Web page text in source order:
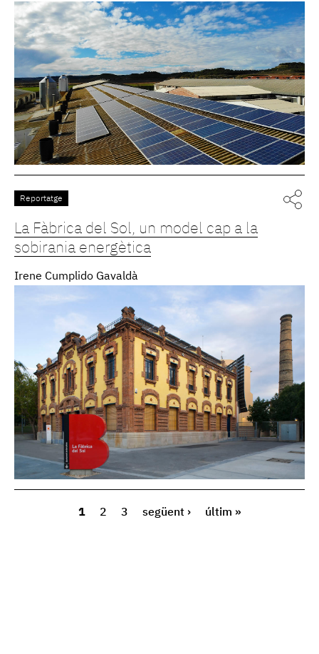
Reportatge
La Fàbrica del Sol, un model cap a la
sobirania energètica
Irene Cumplido Gavaldà
1 2 3 següent › últim »